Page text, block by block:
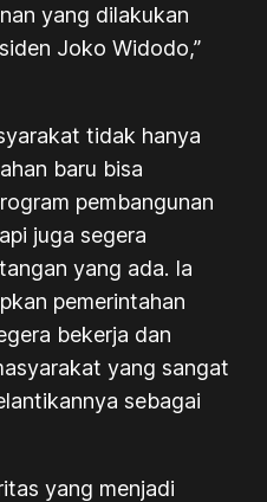
yang dilakukan
Joko Widodo,”
tidak hanya
baru bisa
pembangunan
juga segera
yang ada. Ia
pemerintahan
bekerja dan
yang sangat
sebagai
yang menjadi